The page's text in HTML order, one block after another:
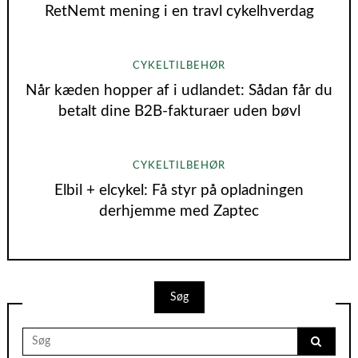
RetNemt mening i en travl cykelhverdag
CYKELTILBEHØR
Når kæden hopper af i udlandet: Sådan får du
betalt dine B2B‑fakturaer uden bøvl
CYKELTILBEHØR
Elbil + elcykel: Få styr på opladningen
derhjemme med Zaptec
Søg
for: